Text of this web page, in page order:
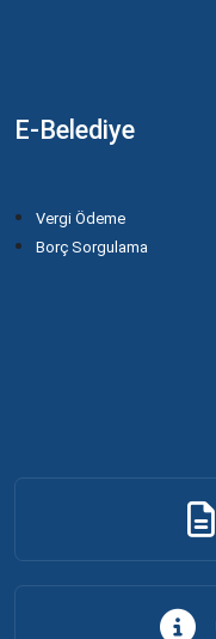
E-Belediye
Vergi Ödeme
Borç Sorgulama